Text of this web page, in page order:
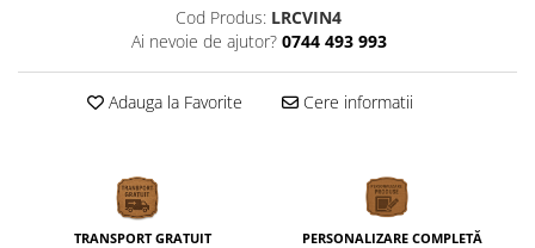
Globuri personalizate
Decoratiuni Craciun
Decoratiuni Paste
Valentines Day
Cod Produs: LRCVIN4
Ai nevoie de ajutor? 0744 493 993
Adauga la Favorite Cere informatii
TRANSPORT GRATUIT PERSONALIZARE COMPLETĂ